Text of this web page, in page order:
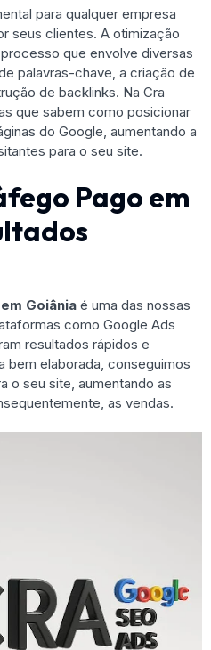
para qualquer empresa
seus clientes. A otimização
que envolve diversas
palavras-chave, a criação de
de backlinks. Na Cra
que sabem como posicionar
do Google, aumentando a
para o seu site.
Pago em
Goiânia é uma das nossas
como Google Ads
resultados rápidos e
bem elaborada, conseguimos
o seu site, aumentando as
as vendas.